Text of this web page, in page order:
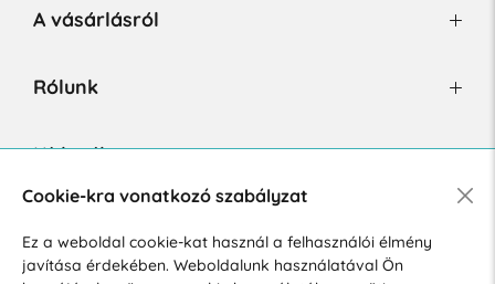
A vásárlásról
Rólunk
Hírlevél
Hozzájárulok a személyes adatok marketing célú kezeléséhez.
Személyes adatok védelmére vonatkozó szabályzat.
Cookie-kra vonatkozó szabályzat
Ez a weboldal cookie-kat használ a felhasználói élmény
javítása érdekében. Weboldalunk használatával Ön